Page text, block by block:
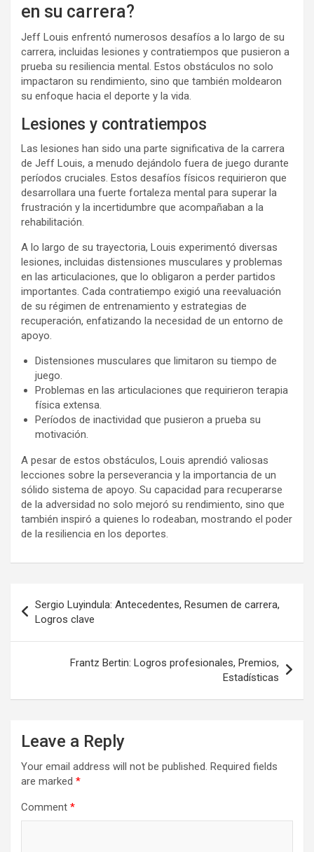
en su carrera?
Jeff Louis enfrentó numerosos desafíos a lo largo de su
carrera, incluidas lesiones y contratiempos que pusieron a
prueba su resiliencia mental. Estos obstáculos no solo
impactaron su rendimiento, sino que también moldearon
su enfoque hacia el deporte y la vida.
Lesiones y contratiempos
Las lesiones han sido una parte significativa de la carrera
de Jeff Louis, a menudo dejándolo fuera de juego durante
períodos cruciales. Estos desafíos físicos requirieron que
desarrollara una fuerte fortaleza mental para superar la
frustración y la incertidumbre que acompañaban a la
rehabilitación.
A lo largo de su trayectoria, Louis experimentó diversas
lesiones, incluidas distensiones musculares y problemas
en las articulaciones, que lo obligaron a perder partidos
importantes. Cada contratiempo exigió una reevaluación
de su régimen de entrenamiento y estrategias de
recuperación, enfatizando la necesidad de un entorno de
apoyo.
Distensiones musculares que limitaron su tiempo de
juego.
Problemas en las articulaciones que requirieron terapia
física extensa.
Períodos de inactividad que pusieron a prueba su
motivación.
A pesar de estos obstáculos, Louis aprendió valiosas
lecciones sobre la perseverancia y la importancia de un
sólido sistema de apoyo. Su capacidad para recuperarse
de la adversidad no solo mejoró su rendimiento, sino que
también inspiró a quienes lo rodeaban, mostrando el poder
de la resiliencia en los deportes.
navigation
Sergio Luyindula: Antecedentes, Resumen de carrera,
Logros clave
Frantz Bertin: Logros profesionales, Premios,
Estadísticas
Leave a Reply
Your email address will not be published. Required fields
are marked *
Comment *